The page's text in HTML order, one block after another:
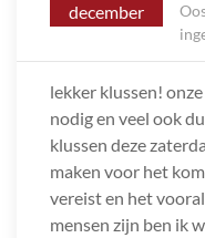
december
lekker klussen!
nodig en veel ook
klussen deze
maken voor het
vereist en het
mensen zijn ben ik